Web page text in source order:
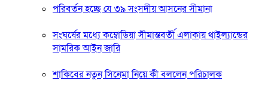
পরিবর্তন হচ্ছে যে ৩৯ সংসদীয় আসনের সীমানা
সংঘর্ষের মধ্যে কম্বোডিয়া সীমান্তবর্তী এলাকায় থাইল্যান্ডের
সামরিক আইন জারি
শাকিবের নতুন সিনেমা নিয়ে কী বললেন পরিচালক